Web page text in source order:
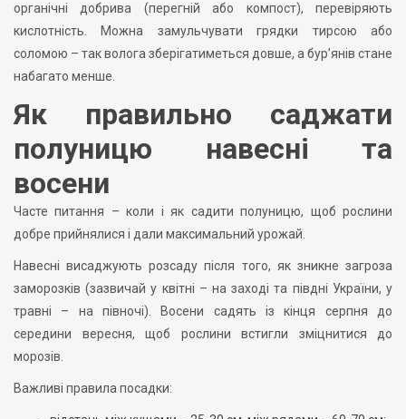
органічні добрива (перегній або компост), перевіряють
кислотність. Можна замульчувати грядки тирсою або
соломою – так волога зберігатиметься довше, а бур’янів стане
набагато менше.
Як правильно саджати
полуницю навесні та
восени
Часте питання – коли і як садити полуницю, щоб рослини
добре прийнялися і дали максимальний урожай.
Навесні висаджують розсаду після того, як зникне загроза
заморозків (зазвичай у квітні – на заході та півдні України, у
травні – на півночі). Восени садять із кінця серпня до
середини вересня, щоб рослини встигли зміцнитися до
морозів.
Важливі правила посадки: